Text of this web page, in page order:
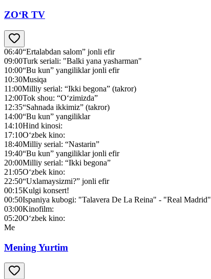
ZO‘R TV
06:40“Ertalabdan salom” jonli efir
09:00Turk seriali: "Balki yana yasharman"
10:00“Bu kun” yangiliklar jonli efir
10:30Musiqa
11:00Milliy serial: “Ikki begona” (takror)
12:00Tok shou: “O‘zimizda”
12:35“Sahnada ikkimiz” (takror)
14:00“Bu kun” yangiliklar
14:10Hind kinosi:
17:10O‘zbek kino:
18:40Milliy serial: “Nastarin”
19:40“Bu kun” yangiliklar jonli efir
20:00Milliy serial: “Ikki begona”
21:05O‘zbek kino:
22:50“Uxlamaysizmi?” jonli efir
00:15Kulgi konsert!
00:50Ispaniya kubogi: "Talavera De La Reina" - "Real Madrid"
03:00Kinofilm:
05:20O‘zbek kino:
Me
Mening Yurtim